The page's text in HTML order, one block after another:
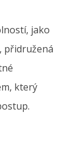
jako
přidružená
který